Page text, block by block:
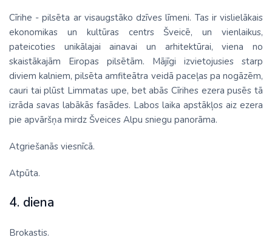
Cīrihe - pilsēta ar visaugstāko dzīves līmeni. Tas ir vislielākais
ekonomikas un kultūras centrs Šveicē, un vienlaikus,
pateicoties unikālajai ainavai un arhitektūrai, viena no
skaistākajām Eiropas pilsētām. Mājīgi izvietojusies starp
diviem kalniem, pilsēta amfiteātra veidā paceļas pa nogāzēm,
cauri tai plūst Limmatas upe, bet abās Cīrihes ezera pusēs tā
izrāda savas labākās fasādes. Labos laika apstākļos aiz ezera
pie apvāršņa mirdz Šveices Alpu sniegu panorāma.
Atgriešanās viesnīcā.
Atpūta.
4. diena
Brokastis.